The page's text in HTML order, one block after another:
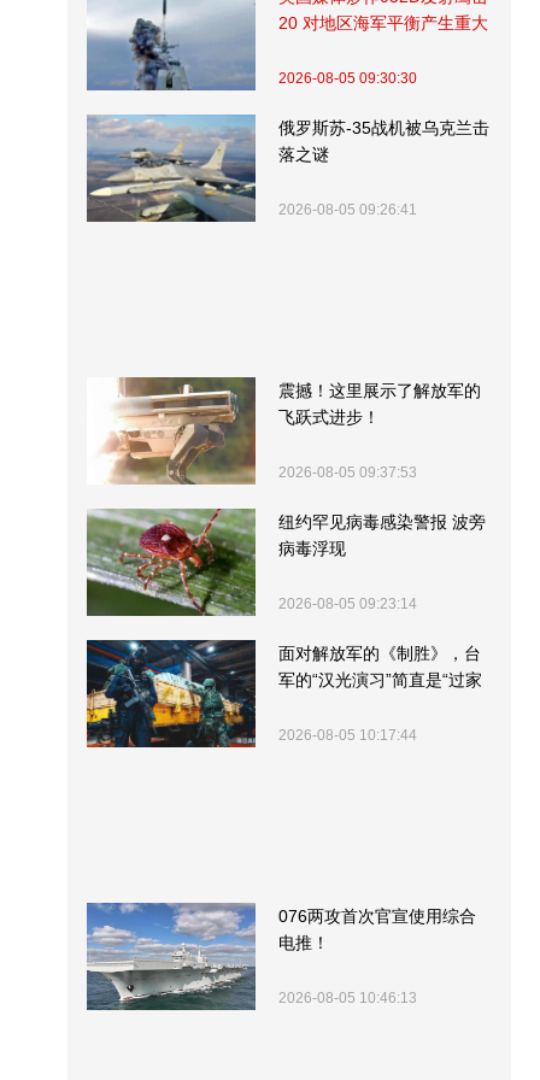
20 对地区海军平衡产生重大
2026-08-05 09:30:30
俄罗斯苏-35战机被乌克兰击
落之谜
2026-08-05 09:26:41
震撼！这里展示了解放军的
飞跃式进步！
2026-08-05 09:37:53
纽约罕见病毒感染警报 波旁
病毒浮现
2026-08-05 09:23:14
面对解放军的《制胜》，台
军的“汉光演习”简直是“过家
2026-08-05 10:17:44
076两攻首次官宣使用综合
电推！
2026-08-05 10:46:13